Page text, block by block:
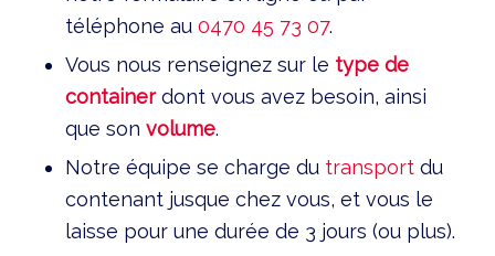
téléphone au 0470 45 73 07.
Vous nous renseignez sur le type de
containerdont vous avez besoin, ainsi
que son volume.
Notre équipe se charge du transportdu
contenant jusque chez vous, et vous le
laisse pour une durée de 3 jours (ou plus).